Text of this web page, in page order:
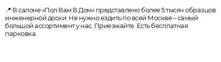
📍 В салоне «Пол Вам В Дом» представлено более 5 тысяч образцов
инженерной доски. Не нужно ездить по всей Москве – самый
большой ассортимент у нас. Приезжайте. Есть бесплатная
парковка.